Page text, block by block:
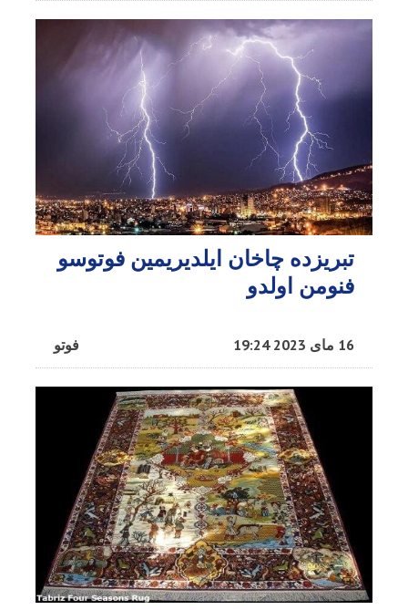
تبریزده چاخان ایلدیریمین فوتوسو
فنومن اولدو
فوتو 16 مای 2023 19:24